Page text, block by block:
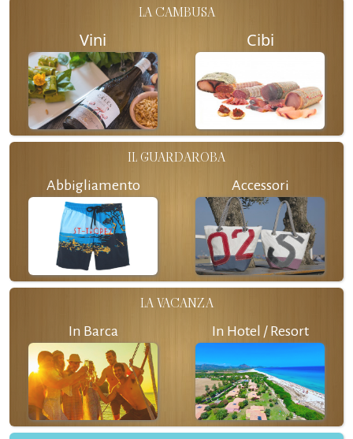
LA CAMBUSA
Vini Cibi
IL GUARDAROBA
Abbigliamento Accessori
LA VACANZA
In Barca In Hotel / Resort